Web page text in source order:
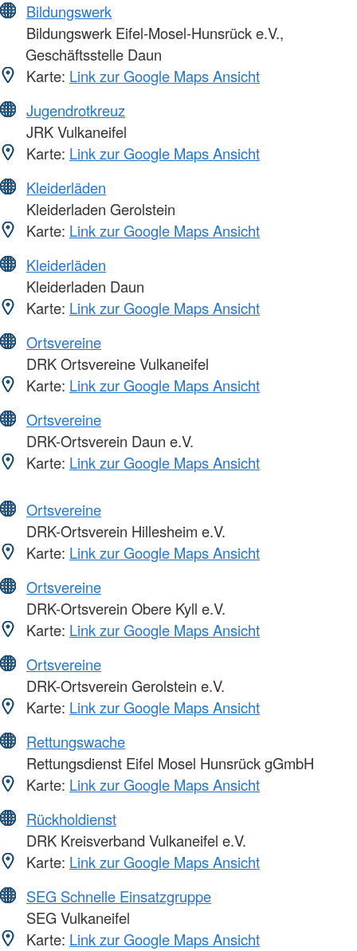
Bildungswerk
Bildungswerk Eifel-Mosel-Hunsrück e.V.,
Geschäftsstelle Daun
Karte: Link zur Google Maps Ansicht
Jugendrotkreuz
JRK Vulkaneifel
Karte: Link zur Google Maps Ansicht
Kleiderläden
Kleiderladen Gerolstein
Karte: Link zur Google Maps Ansicht
Kleiderläden
Kleiderladen Daun
Karte: Link zur Google Maps Ansicht
Ortsvereine
DRK Ortsvereine Vulkaneifel
Karte: Link zur Google Maps Ansicht
Ortsvereine
DRK-Ortsverein Daun e.V.
Karte: Link zur Google Maps Ansicht
Ortsvereine
DRK-Ortsverein Hillesheim e.V.
Karte: Link zur Google Maps Ansicht
Ortsvereine
DRK-Ortsverein Obere Kyll e.V.
Karte: Link zur Google Maps Ansicht
Ortsvereine
DRK-Ortsverein Gerolstein e.V.
Karte: Link zur Google Maps Ansicht
Rettungswache
Rettungsdienst Eifel Mosel Hunsrück gGmbH
Karte: Link zur Google Maps Ansicht
Rückholdienst
DRK Kreisverband Vulkaneifel e.V.
Karte: Link zur Google Maps Ansicht
SEG Schnelle Einsatzgruppe
SEG Vulkaneifel
Karte: Link zur Google Maps Ansicht